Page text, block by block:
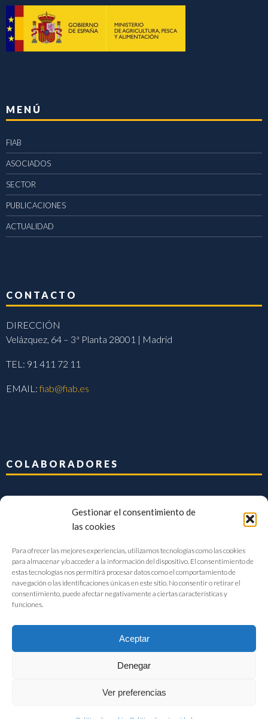
Gestionar el consentimiento de
las cookies
Para ofrecer las mejores experiencias, utilizamos tecnologías como las cookies
para almacenar y/o acceder a la información del dispositivo. El consentimiento de
estas tecnologías nos permitirá procesar datos como el comportamiento de
navegación o las identificaciones únicas en este sitio. No consentir o retirar el
consentimiento, puede afectar negativamente a ciertas características y
funciones.
Aceptar
Denegar
Ver preferencias
MENÚ
FIAB
ASOCIADOS
SECTOR
PUBLICACIONES
ACTUALIDAD
CONTACTO
DIRECCIÓN
Velázquez, 64 – 3ª Planta 28001 | Madrid
TEL: 91 411 72 11
EMAIL:fiab@fiab.es
COLABORADORES
FIAB Federación Española de Industrias de la Alimentación y Bebidas